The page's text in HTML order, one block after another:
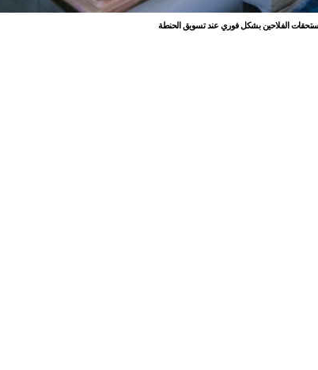
الفلاحين بشكل فوري عند تسويق الحنطة